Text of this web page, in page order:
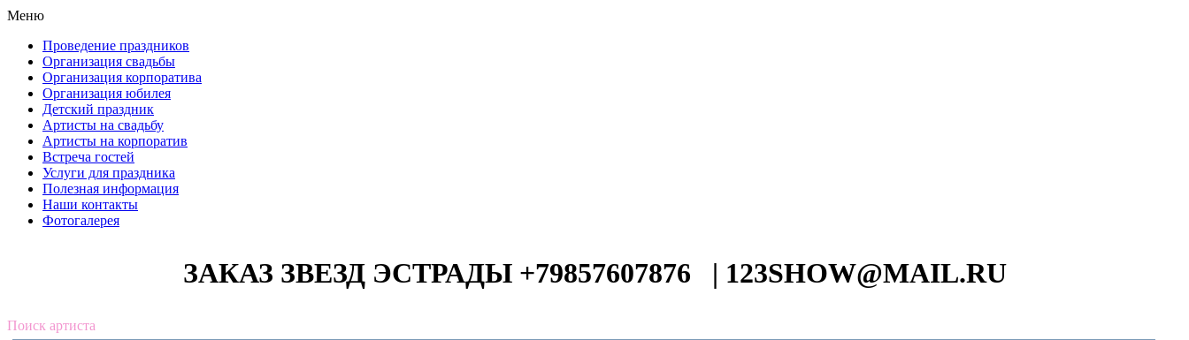
Меню
Проведение праздников
Организация свадьбы
Организация корпоратива
Организация юбилея
Детский праздник
Артисты на свадьбу
Артисты на корпоратив
Встреча гостей
Услуги для праздника
Полезная информация
Наши контакты
Фотогалерея
ЗАКАЗ ЗВЕЗД ЭСТРАДЫ +79857607876 | 123SHOW@MAIL.RU
Поиск артиста